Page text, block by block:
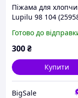
Піжама для
Lupilu 98 104
Готово до
300₴
Купити
BigSale